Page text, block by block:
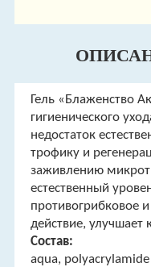
Гель «Блаженство
гигиенического
недостаток
трофику и
заживлению
естественный
противогрибковое
действие, улучшает
Состав:
aqua,